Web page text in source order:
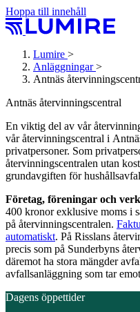
Hoppa till innehåll
Lumire >
Anläggningar >
Antnäs
Antnäs återvinnings­central
En viktig del av vår
vår återvinningscentral i
privatpersoner. Som
återvinningscentralen utan
grundavgiften för
Företag, föreningar och
400 kronor exklusive moms i
på återvinningscentralen.
automatiskt. På Risslans
precis som på Sunderbyns
däremot ha stora mängder
avfallsanläggning som tar
Dagens öppettider